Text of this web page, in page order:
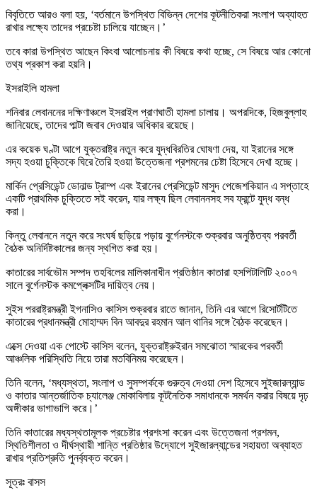
বিবৃতিতে আরও বলা হয়, ‘বর্তমানে উপস্থিত বিভিন্ন দেশের কূটনীতিকরা সংলাপ অব্যাহত
রাখার লক্ষ্যে তাদের প্রচেষ্টা চালিয়ে যাচ্ছেন।’
তবে কারা উপস্থিত আছেন কিংবা আলোচনায় কী বিষয়ে কথা হচ্ছে, সে বিষয়ে আর কোনো
তথ্য প্রকাশ করা হয়নি।
ইসরাইলি হামলা
শনিবার লেবাননের দক্ষিণাঞ্চলে ইসরাইল প্রাণঘাতী হামলা চালায়। অপরদিকে, হিজবুল্লাহ
জানিয়েছে, তাদের পাল্টা জবাব দেওয়ার অধিকার রয়েছে।
এর কয়েক ঘণ্টা আগে যুক্তরাষ্ট্র নতুন করে যুদ্ধবিরতির ঘোষণা দেয়, যা ইরানের সঙ্গে
সদ্য হওয়া চুক্তিকে ঘিরে তৈরি হওয়া উত্তেজনা প্রশমনের চেষ্টা হিসেবে দেখা হচ্ছে।
মার্কিন প্রেসিডেন্ট ডোনাল্ড ট্রাম্প এবং ইরানের প্রেসিডেন্ট মাসুদ পেজেশকিয়ান এ সপ্তাহে
একটি প্রাথমিক চুক্তিতে সই করেন, যার লক্ষ্য ছিল লেবাননসহ সব ফ্রন্টে যুদ্ধ বন্ধ
করা।
কিন্তু লেবাননে নতুন করে সংঘর্ষ ছড়িয়ে পড়ায় বুর্গেনস্টকে শুক্রবার অনুষ্ঠিতব্য পরবর্তী
বৈঠক অনির্দিষ্টকালের জন্য স্থগিত করা হয়।
কাতারের সার্বভৌম সম্পদ তহবিলের মালিকানাধীন প্রতিষ্ঠান কাতারা হসপিটালিটি ২০০৭
সালে বুর্গেনস্টক কমপ্লেক্সটির দায়িত্ব নেয়।
সুইস পররাষ্ট্রমন্ত্রী ইগনাসিও কাসিস শুক্রবার রাতে জানান, তিনি এর আগে রিসোর্টটিতে
কাতারের প্রধানমন্ত্রী মোহাম্মদ বিন আবদুর রহমান আল থানির সঙ্গে বৈঠক করেছেন।
এক্সে দেওয়া এক পোস্টে কাসিস বলেন, যুক্তরাষ্ট্রুইরান সমঝোতা স্মারকের পরবর্তী
আঞ্চলিক পরিস্থিতি নিয়ে তারা মতবিনিময় করেছেন।
তিনি বলেন, ‘মধ্যস্থতা, সংলাপ ও সুসম্পর্ককে গুরুত্ব দেওয়া দেশ হিসেবে সুইজারল্যান্ড
ও কাতার আন্তর্জাতিক চ্যালেঞ্জ মোকাবিলায় কূটনৈতিক সমাধানকে সমর্থন করার বিষয়ে দৃঢ়
অঙ্গীকার ভাগাভাগি করে।’
তিনি কাতারের মধ্যস্থতামূলক প্রচেষ্টার প্রশংসা করেন এবং উত্তেজনা প্রশমন,
স্থিতিশীলতা ও দীর্ঘস্থায়ী শান্তি প্রতিষ্ঠার উদ্যোগে সুইজারল্যান্ডের সহায়তা অব্যাহত
রাখার প্রতিশ্রুতি পুনর্ব্যক্ত করেন।
সূত্রঃ বাসস